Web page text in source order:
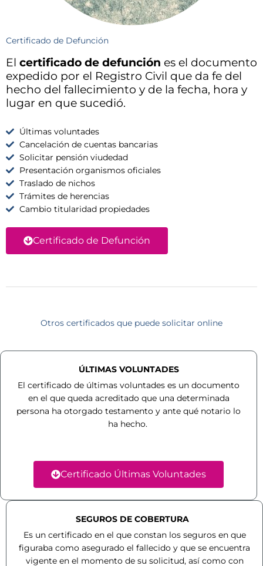
Certificado de Defunción
El certificado de defunción es el documento
expedido por el Registro Civil que da fe del
hecho del fallecimiento y de la fecha, hora y
lugar en que sucedió.
Últimas voluntades
Cancelación de cuentas bancarias
Solicitar pensión viudedad
Presentación organismos oficiales
Traslado de nichos
Trámites de herencias
Cambio titularidad propiedades
Certificado de Defunción
Otros certificados que puede solicitar online
ÚLTIMAS VOLUNTADES
El certificado de últimas voluntades es un documento
en el que queda acreditado que una determinada
persona ha otorgado testamento y ante qué notario lo
ha hecho.
Certificado Últimas Voluntades
SEGUROS DE COBERTURA
Es un certificado en el que constan los seguros en que
figuraba como asegurado el fallecido y que se encuentra
vigente en el momento de su solicitud, así como con